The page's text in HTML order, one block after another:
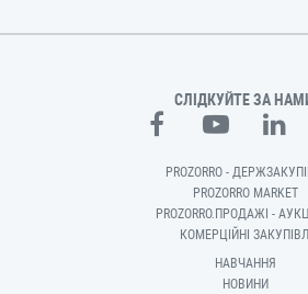
СЛІДКУЙТЕ ЗА
PROZORRO -
PROZORRO MARKET
PROZORRO.ПРОДАЖІ -
КОМЕРЦІЙНІ ЗАКУПІВЛІ
НАВЧАННЯ
НОВИНИ